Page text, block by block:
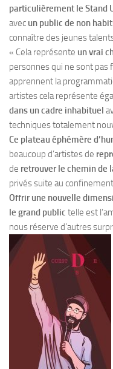
particulièrement le Stand
avec un public de non
connaître des jeunes
« Cela représente un vrai
personnes qui ne sont pas
apprennent la
artistes cela représente
dans un cadre inhabituel
techniques totalement
Ce plateau éphémère
beaucoup d’artistes de
de retrouver le chemin de
privés suite au
Offrir une nouvelle
le grand public telle est
nous réserve d’autres